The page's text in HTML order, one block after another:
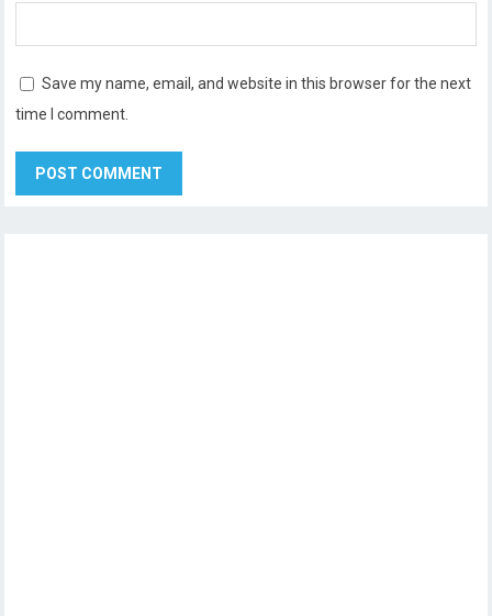
Save my name, email, and website in this browser for the next
time I comment.